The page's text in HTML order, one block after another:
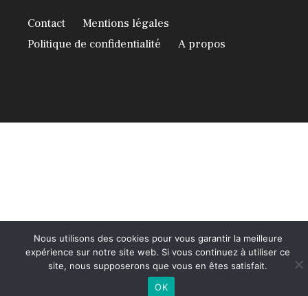
Contact
Mentions légales
Politique de confidentialité
A propos
Nous utilisons des cookies pour vous garantir la meilleure
expérience sur notre site web. Si vous continuez à utiliser ce
site, nous supposerons que vous en êtes satisfait.
OK